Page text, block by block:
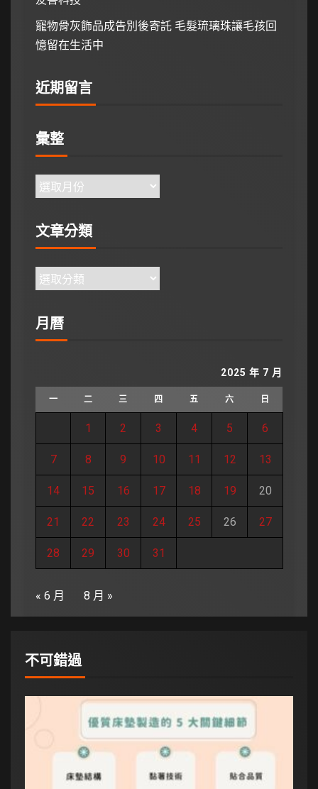
寵物骨灰飾品成告別後寄託 毛髮琉璃珠讓毛孩回
憶留在生活中
近期留言
彙整
文章分類
月曆
2025 年 7 月
一 二 三 四 五 六 日
1 2 3 4 5 6
7 8 9 10 11 12 13
14 15 16 17 18 19 20
21 22 23 24 25 26 27
28 29 30 31
« 6 月 8 月 »
不可錯過